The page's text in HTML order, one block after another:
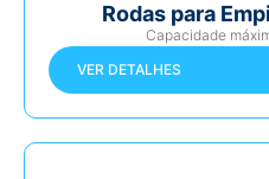
Rodas para
Capacidade
VER DETALHES